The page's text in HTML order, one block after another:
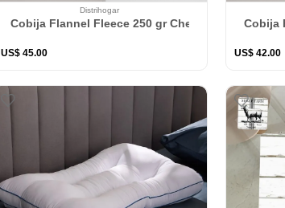
Distrihogar
Cobija Flannel Fleece 250 gr Chevron Gris
US$ 45.00
Cobija
US$ 42.00